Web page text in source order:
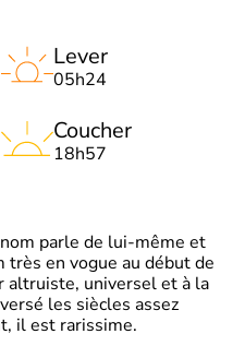
Lever
05h24
Coucher
18h57
parle de lui-même et
très en vogue au début de
altruiste, universel et à la
les siècles assez
il est rarissime.